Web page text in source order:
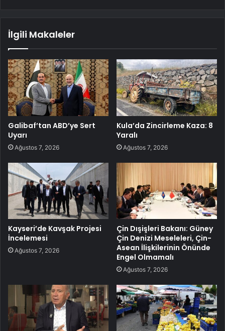
İlgili Makaleler
Galibaf’tan ABD’ye Sert
Uyarı
Ağustos 7, 2026
Kula’da Zincirleme Kaza: 8
Yaralı
Ağustos 7, 2026
Kayseri’de Kavşak Projesi
İncelemesi
Ağustos 7, 2026
Çin Dışişleri Bakanı: Güney
Çin Denizi Meseleleri, Çin-
Asean İlişkilerinin Önünde
Engel Olmamalı
Ağustos 7, 2026